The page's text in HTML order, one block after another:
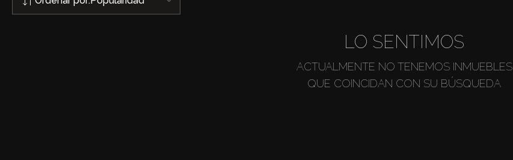
LO SENTIMOS
ACTUALMENTE NO TENEMOS INMUEBLES
QUE COINCIDAN CON SU BÚSQUEDA